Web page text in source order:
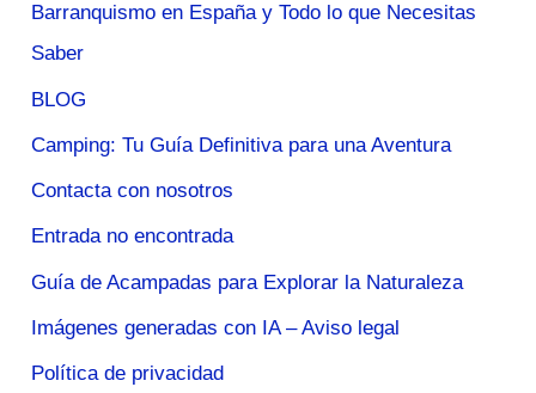
Barranquismo en España y Todo lo que Necesitas
Saber
BLOG
Camping: Tu Guía Definitiva para una Aventura
Contacta con nosotros
Entrada no encontrada
Guía de Acampadas para Explorar la Naturaleza
Imágenes generadas con IA – Aviso legal
Política de privacidad